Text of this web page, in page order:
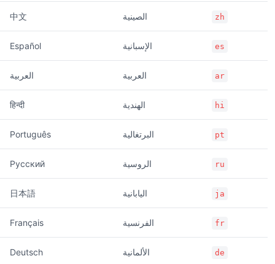
zh الصينية 中文
es الإسبانية Español
ar العربية العربية
hi الهندية हिन्दी
pt البرتغالية Português
ru الروسية Русский
ja اليابانية 日本語
fr الفرنسية Français
de الألمانية Deutsch